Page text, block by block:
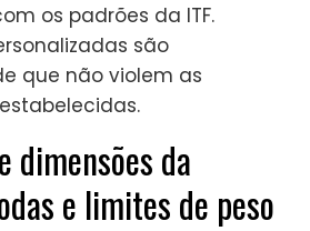
os padrões da ITF.
são
que não violem as
dimensões da
e limites de peso